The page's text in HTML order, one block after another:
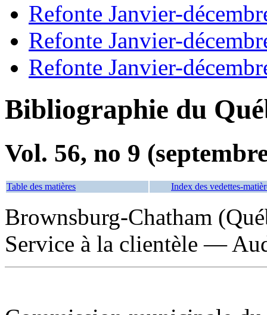
Refonte Janvier-
Refonte Janvier-
Refonte Janvier-
Bibliographie du
Vol. 56, no 9
Table des matières Index des vedettes-
Brownsburg-Chatham
Service à la clientèle —